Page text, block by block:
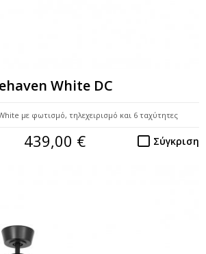
White DC
με φωτισμό, τηλεχειρισμό και 6 ταχύτητες
Σύγκριση
439,00 €